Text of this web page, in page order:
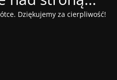
Dziękujemy za cierpliwość!